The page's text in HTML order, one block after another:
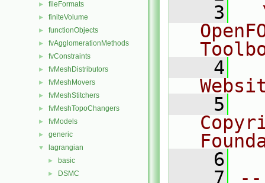
► fileFormats
► finiteVolume
► functionObjects
► fvAgglomerationMethods
► fvConstraints
► fvMeshDistributors
► fvMeshMovers
► fvMeshStitchers
► fvMeshTopoChangers
► fvModels
► generic
▼ lagrangian
► basic
► DSMC
    3
    4
    5
    6
    7